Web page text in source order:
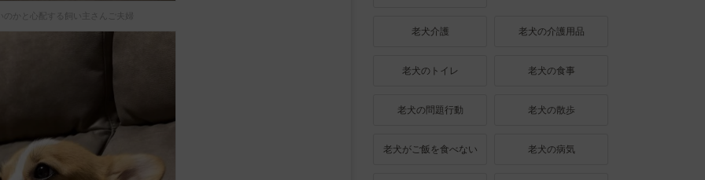
のかと心配する飼い主さんご夫婦
老犬介護 老犬の介護用品
老犬のトイレ 老犬の食事
老犬の問題行動 老犬の散歩
老犬がご飯を食べない 老犬の病気